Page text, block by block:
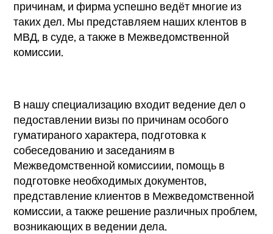
причинам, и фирма успешно ведёт многие из
таких дел. Мы представляем наших клентов в
МВД, в суде, а также в Межведомственной
комиссии.
В нашу специализацию входит ведение дел о
педоставлении визы по причинам особого
гуматираного характера, подготовка к
собеседованию и заседаниям в
Межведомственной комиссиии, помощь в
подготовке необходимых документов,
представление клиентов в Межведомственной
комиссии, а также решение различных проблем,
возникающих в ведении дела.